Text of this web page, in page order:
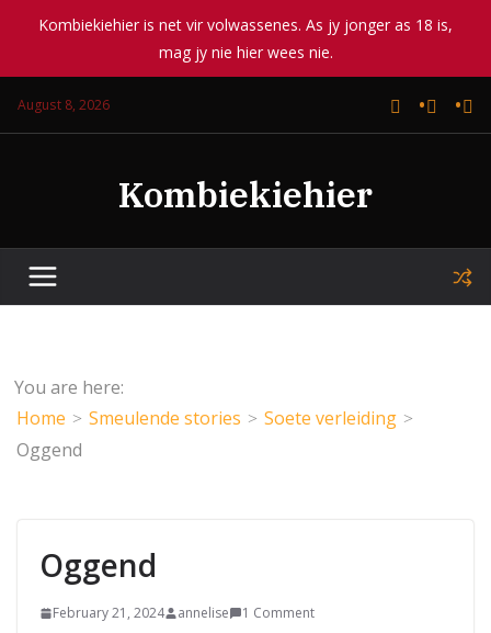
Kombiekiehier is net vir volwassenes. As jy jonger as 18 is,
mag jy nie hier wees nie.
August 8, 2026
Kombiekiehier
You are here:
Home
Smeulende stories
Soete verleiding
Oggend
Oggend
February 21, 2024 annelise 1 Comment